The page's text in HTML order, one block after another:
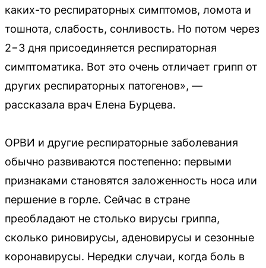
каких-то респираторных симптомов, ломота и
тошнота, слабость, сонливость. Но потом через
2−3 дня присоединяется респираторная
симптоматика. Вот это очень отличает грипп от
других респираторных патогенов», —
рассказала врач Елена Бурцева.
ОРВИ и другие респираторные заболевания
обычно развиваются постепенно: первыми
признаками становятся заложенность носа или
першение в горле. Сейчас в стране
преобладают не столько вирусы гриппа,
сколько риновирусы, аденовирусы и сезонные
коронавирусы. Нередки случаи, когда боль в